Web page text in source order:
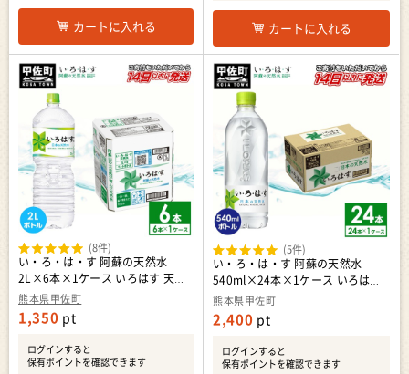
カートに入れる カートに入れる
熊本県甲佐町
い・ろ・は・す 阿蘇の天然水
2L×6本×1ケース いろはす 天然
水 水 ミネラルウォーター 防災
(8件)
1,350 pt
ログインすると
保有ポイントを確認できます
熊本県甲佐町
い・ろ・は・す 阿蘇の天然水
540ml×24本×1ケース いろはす
天然水 水 ミネラルウォーター 防
災
(5件)
2,400 pt
ログインすると
保有ポイントを確認できます